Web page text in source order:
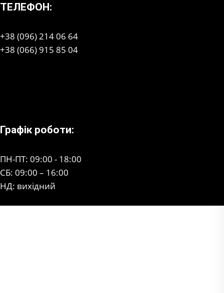
ТЕЛЕФОН:
+38 (096) 214 06 64
+38 (066) 915 85 04
Графік роботи:
ПН-ПТ: 09:00 - 18:00
СБ: 09:00 – 16:00
НД: вихідний